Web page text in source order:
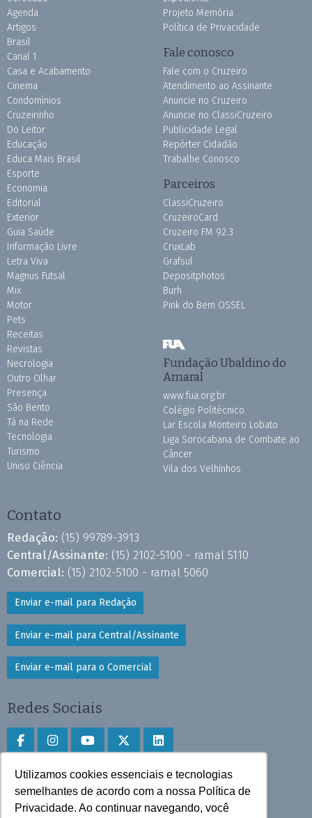
Utilizamos cookies essenciais e tecnologias
semelhantes de acordo com a nossa Política de
Privacidade. Ao continuar navegando, você
Agenda
Artigos
Brasil
Canal 1
Casa e Acabamento
Cinema
Condomínios
Cruzeirinho
Do Leitor
Educação
Educa Mais Brasil
Esporte
Economia
Editorial
Exterior
Guia Saúde
Informação Livre
Letra Viva
Magnus Futsal
Mix
Motor
Pets
Receitas
Revistas
Necrologia
Outro Olhar
Presença
São Bento
Tá na Rede
Tecnologia
Turismo
Uniso Ciência
Projeto Memória
Política de Privacidade
Fale conosco
Fale com o Cruzeiro
Atendimento ao Assinante
Anuncie no Cruzeiro
Anuncie no ClassiCruzeiro
Publicidade Legal
Repórter Cidadão
Trabalhe Conosco
Parceiros
ClassiCruzeiro
CruzeiroCard
Cruzeiro FM 92.3
CruxLab
Grafsul
Depositphotos
Burh
Pink do Bem OSSEL
Fundação Ubaldino do
Amaral
www.fua.org.br
Colégio Politécnico
Lar Escola Monteiro Lobato
Liga Sorocabana de Combate ao
Câncer
Vila dos Velhinhos
Contato
Redação: (15) 99789-3913
Central/Assinante: (15) 2102-5100 - ramal 5110
Comercial: (15) 2102-5100 - ramal 5060
Enviar e-mail para Redação
Enviar e-mail para Central/Assinante
Enviar e-mail para o Comercial
Redes Sociais
Faça download do aplicativo
Play Store e App Store